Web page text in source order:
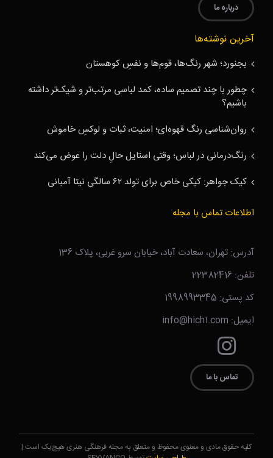
درباره ما
آخرین نوشته‌ها
بجنورد؛ شهر رنگ‌ها، قوم‌ها و نفسِ کوهستان
چطور با چند تصمیم ساده، کمد لباسی مرتب‌تر و شیک‌تر داشته
باشیم؟
روان‌شناسی رنگ قهوه‌ای؛ امنیت، ثبات و لوکسِ خاموش
رنگ‌درمانی در لباس؛ وقتی استایل حالِ دلت را عوض می‌کند
کیک جواهر: کیکی خاص برای تولد ۶۲ سالگی نیتا آمبانی
اطلاعات تماس با مجله
آدرس: تهران، سعادت آباد، خیابان سرو غربی، پلاک 136
تلفن: 22382416
کد پستی: 1998993345
ایمیل: info@hich1.com
تماس با ما
کلیه حقوق مادی و معنوی محفوظ و متعلق به مجله فرهنگی هنری هیچ‌یک است.|